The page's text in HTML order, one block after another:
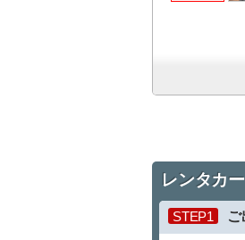
レンタカ
STEP1 ご